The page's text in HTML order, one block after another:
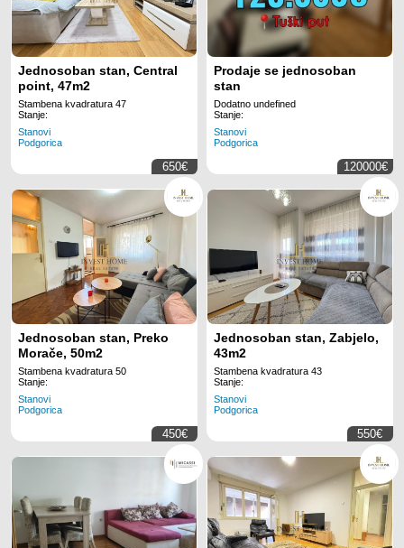
Jednosoban stan, Central
point, 47m2
Stambena kvadratura 47
Stanje:
Stanovi
Podgorica
650€
Prodaje se jednosoban
stan
Dodatno undefined
Stanje:
Stanovi
Podgorica
120000€
Jednosoban stan, Preko
Morače, 50m2
Stambena kvadratura 50
Stanje:
Stanovi
Podgorica
450€
Jednosoban stan, Zabjelo,
43m2
Stambena kvadratura 43
Stanje:
Stanovi
Podgorica
550€